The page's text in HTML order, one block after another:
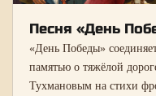
Песня «День
«День Победы»
памятью о тяжёлой
Тухмановым на стихи